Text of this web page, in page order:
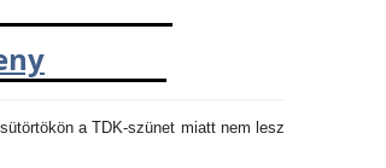
a TDK-szünet miatt nem lesz